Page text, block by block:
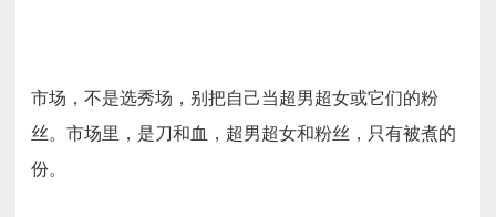
市场，不是选秀场，别把自己当超男超女或它们的粉
丝。市场里，是刀和血，超男超女和粉丝，只有被煮的
份。